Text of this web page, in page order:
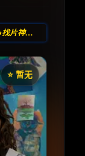
🔥找片神器🔥
⭐️ 暂无